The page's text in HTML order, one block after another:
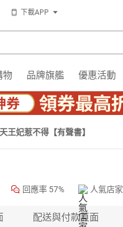
下載APP
物 品牌旗艦 優惠活動
王妃惹不得【有聲書】
回應率 57% 人氣店家
配送與付款頁面